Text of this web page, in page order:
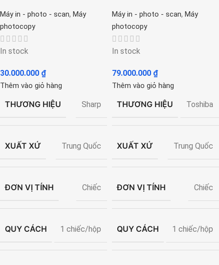
Máy in - photo - scan, Máy
photocopy
In stock
30.000.000 ₫
Thêm vào giỏ hàng
THƯƠNG HIỆU Sharp
XUẤT XỨ Trung Quốc
ĐƠN VỊ TÍNH Chiếc
QUY CÁCH 1 chiếc/hộp
Máy in - photo - scan, Máy
photocopy
In stock
79.000.000 ₫
Thêm vào giỏ hàng
THƯƠNG HIỆU Toshiba
XUẤT XỨ Trung Quốc
ĐƠN VỊ TÍNH Chiếc
QUY CÁCH 1 chiếc/hộp